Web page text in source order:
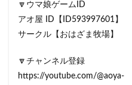
🔽ウマ娘ゲームID
アオ屋 ID【ID593997601】
サークル【おはざま牧場】
🔽チャンネル登録
https://youtube.com/@aoya-